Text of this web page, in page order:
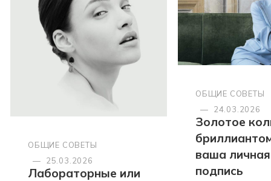
ОБЩИЕ СОВЕТЫ
—
25.03.2026
Лабораторные или
ОБЩИЕ СОВЕТЫ
—
24.03.2026
Золотое
ваша личная
подпись